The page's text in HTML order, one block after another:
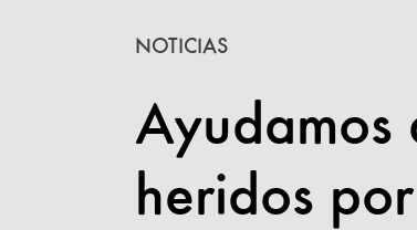
Ayudamos
heridos
NOTICIAS